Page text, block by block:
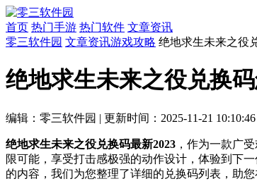
首页 热门手游 热门软件 文章资讯
零三软件园 文章资讯游戏攻略 绝地求生未来之役
绝地求生未来之役兑换
编辑：零三软件园 | 更新时间：2025-11-21 10:10:46
绝地求生未来之役兑换码最新2023 ，作为一款广
限可能，享受打击感极强的动作设计，体验到下
的内容，我们为您整理了详细的兑换码列表，助您